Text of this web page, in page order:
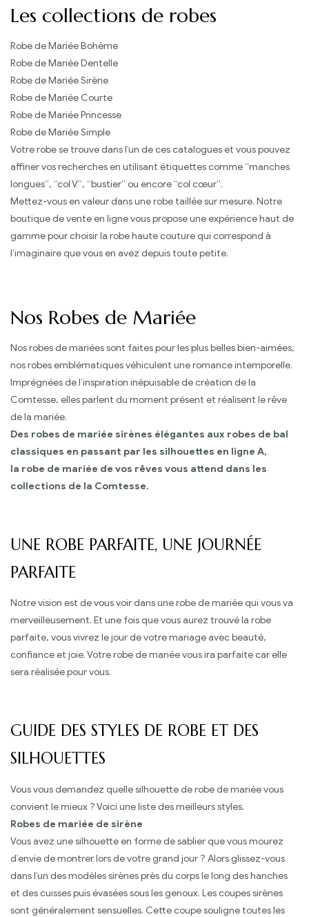
Les collections de robes
Robe de Mariée Bohème
Robe de Mariée Dentelle
Robe de Mariée Sirène
Robe de Mariée Courte
Robe de Mariée Princesse
Robe de Mariée Simple
Votre robe se trouve dans l’un de ces catalogues et vous pouvez
affiner vos recherches en utilisant étiquettes comme “manches
longues”, “col V”, “bustier” ou encore “col cœur”.
Mettez-vous en valeur dans une robe taillée sur mesure. Notre
boutique de vente en ligne vous propose une expérience haut de
gamme pour choisir la robe haute couture qui correspond à
l’imaginaire que vous en avez depuis toute petite.
Nos Robes de Mariée
Nos robes de mariées sont faites pour les plus belles bien-aimées,
nos robes emblématiques véhiculent une romance intemporelle.
Imprégnées de l’inspiration inépuisable de création de la
Comtesse, elles parlent du moment présent et réalisent le rêve
de la mariée.
Des robes de mariée sirènes élégantes aux robes de bal
classiques en passant par les silhouettes en ligne A,
la robe de mariée de vos rêves vous attend dans les
collections de la Comtesse.
UNE ROBE PARFAITE, UNE JOURNÉE
PARFAITE
Notre vision est de vous voir dans une robe de mariée qui vous va
merveilleusement. Et une fois que vous aurez trouvé la robe
parfaite, vous vivrez le jour de votre mariage avec beauté,
confiance et joie. Votre robe de mariée vous ira parfaite car elle
sera réalisée pour vous.
GUIDE DES STYLES DE ROBE ET DES
SILHOUETTES
Vous vous demandez quelle silhouette de robe de mariée vous
convient le mieux ? Voici une liste des meilleurs styles.
Robes de mariée de sirène
Vous avez une silhouette en forme de sablier que vous mourez
d’envie de montrer lors de votre grand jour ? Alors glissez-vous
dans l’un des modèles sirènes près du corps le long des hanches
et des cuisses puis évasées sous les genoux. Les coupes sirènes
sont généralement sensuelles. Cette coupe souligne toutes les